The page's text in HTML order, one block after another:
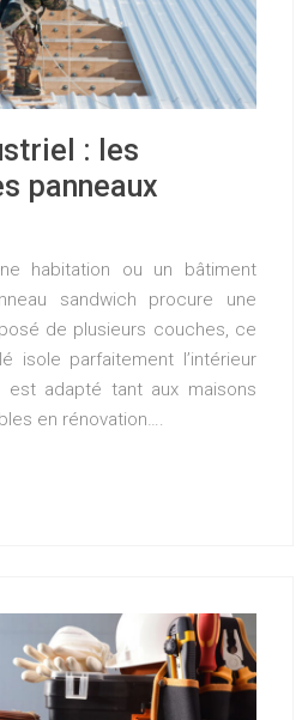
: les
panneaux
habitation ou un bâtiment
sandwich procure une
de plusieurs couches, ce
isole parfaitement l’intérieur
est adapté tant aux maisons
en rénovation….